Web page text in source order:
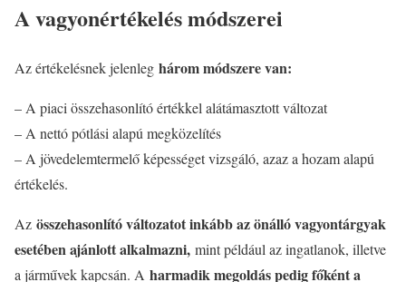
A vagyonértékelés módszerei
Az értékelésnek jelenleg három módszere van:
– A piaci összehasonlító értékkel alátámasztott változat
– A nettó pótlási alapú megközelítés
– A jövedelemtermelő képességet vizsgáló, azaz a hozam alapú
értékelés.
Az összehasonlító változatot inkább az önálló vagyontárgyak
esetében ajánlott alkalmazni, mint például az ingatlanok, illetve
a járművek kapcsán. A harmadik megoldás pedig főként a